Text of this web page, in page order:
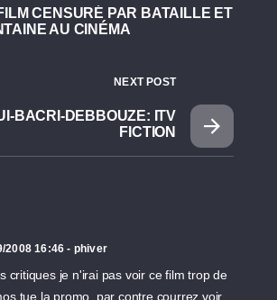
CENSURÉ PAR BATAILLE ET
AU CINÉMA
NEXT POST
BACRI-DEBBOUZE: ITV
FICTION
2008 16:46 - phiver
critiques je n'irai pas voir ce film trop de
tue la promo. par contre courrez voir